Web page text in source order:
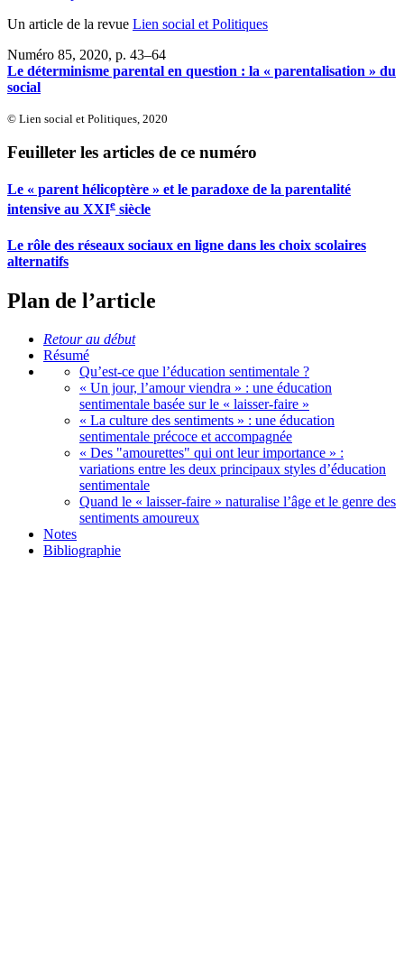
Un article de la revue Lien social et Politiques
Numéro 85, 2020, p. 43–64
Le déterminisme parental en question : la « parentalisation » du
social
© Lien social et Politiques, 2020
Feuilleter les articles de ce numéro
Le « parent hélicoptère » et le paradoxe de la parentalité
intensive au XXIe siècle
Le rôle des réseaux sociaux en ligne dans les choix scolaires
alternatifs
Plan de l’article
Retour au début
Résumé
Qu’est-ce que l’éducation sentimentale ?
« Un jour, l’amour viendra » : une éducation
sentimentale basée sur le « laisser-faire »
« La culture des sentiments » : une éducation
sentimentale précoce et accompagnée
« Des "amourettes" qui ont leur importance » :
variations entre les deux principaux styles d’éducation
sentimentale
Quand le « laisser-faire » naturalise l’âge et le genre des
sentiments amoureux
Notes
Bibliographie